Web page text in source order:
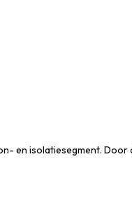
en isolatiesegment.